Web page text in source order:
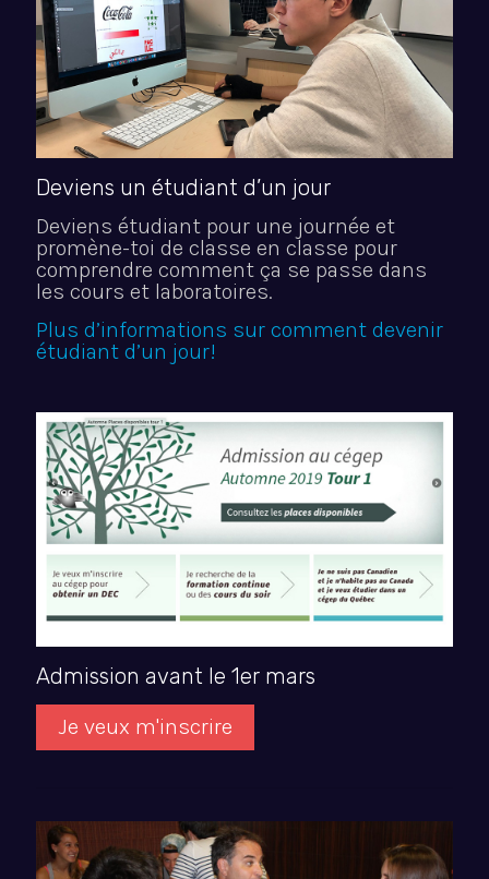
Deviens un étudiant d’un jour
Deviens étudiant pour une journée et
promène-toi de classe en classe pour
comprendre comment ça se passe dans
les cours et laboratoires.
Plus d’informations sur comment devenir
étudiant d’un jour!
Admission avant le 1er mars
Je veux m'inscrire